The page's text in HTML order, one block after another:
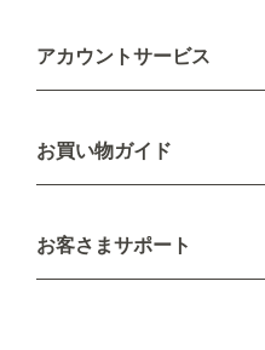
アカウントサービス
新規会員登録
お買い物ガイド
配送について
不良品・返品について
お客さまサポート